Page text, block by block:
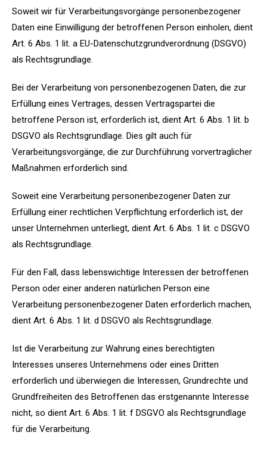
Soweit wir für Verarbeitungsvorgänge personenbezogener
Daten eine Einwilligung der betroffenen Person einholen, dient
Art. 6 Abs. 1 lit. a EU-Datenschutzgrundverordnung (DSGVO)
als Rechtsgrundlage.
Bei der Verarbeitung von personenbezogenen Daten, die zur
Erfüllung eines Vertrages, dessen Vertragspartei die
betroffene Person ist, erforderlich ist, dient Art. 6 Abs. 1 lit. b
DSGVO als Rechtsgrundlage. Dies gilt auch für
Verarbeitungsvorgänge, die zur Durchführung vorvertraglicher
Maßnahmen erforderlich sind.
Soweit eine Verarbeitung personenbezogener Daten zur
Erfüllung einer rechtlichen Verpflichtung erforderlich ist, der
unser Unternehmen unterliegt, dient Art. 6 Abs. 1 lit. c DSGVO
als Rechtsgrundlage.
Für den Fall, dass lebenswichtige Interessen der betroffenen
Person oder einer anderen natürlichen Person eine
Verarbeitung personenbezogener Daten erforderlich machen,
dient Art. 6 Abs. 1 lit. d DSGVO als Rechtsgrundlage.
Ist die Verarbeitung zur Wahrung eines berechtigten
Interesses unseres Unternehmens oder eines Dritten
erforderlich und überwiegen die Interessen, Grundrechte und
Grundfreiheiten des Betroffenen das erstgenannte Interesse
nicht, so dient Art. 6 Abs. 1 lit. f DSGVO als Rechtsgrundlage
für die Verarbeitung.